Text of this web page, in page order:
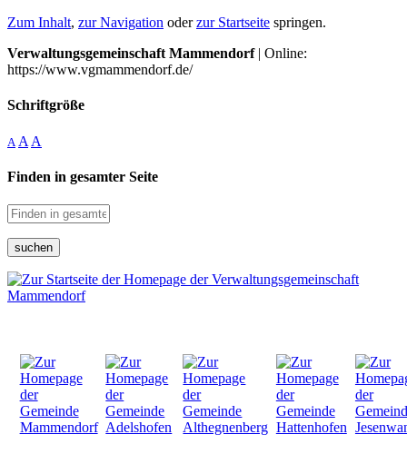
Zum Inhalt, zur Navigation oderzur Startseite springen.
Verwaltungsgemeinschaft Mammendorf| Online:
https://www.vgmammendorf.de/
Schriftgröße
A A A
Finden in gesamter Seite
suchen